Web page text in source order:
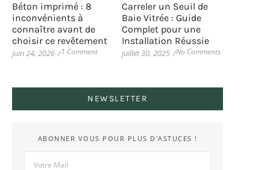
Béton imprimé : 8
inconvénients à
connaître avant de
choisir ce revêtement
juin 24, 2026 /1 Comment
Carreler un Seuil de
Baie Vitrée : Guide
Complet pour une
Installation Réussie
juillet 30, 2025 /No Comments
NEWSLETTER
ABONNER VOUS POUR PLUS D'ASTUCES !